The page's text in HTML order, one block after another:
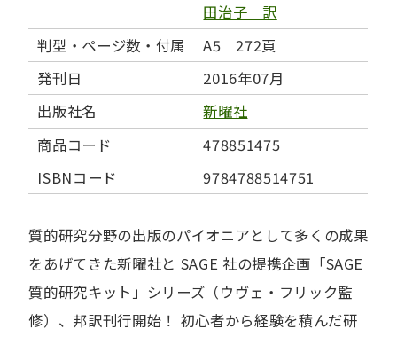
田治子 訳
判型・ページ数・付属
A5 272頁
発刊日
2016年07月
出版社名
新曜社
商品コード
478851475
ISBNコード
9784788514751
質的研究分野の出版のパイオニアとして多くの成果
をあげてきた新曜社と SAGE 社の提携企画「SAGE
質的研究キット」シリーズ（ウヴェ・フリック監
修）、邦訳刊行開始！ 初心者から経験を積んだ研